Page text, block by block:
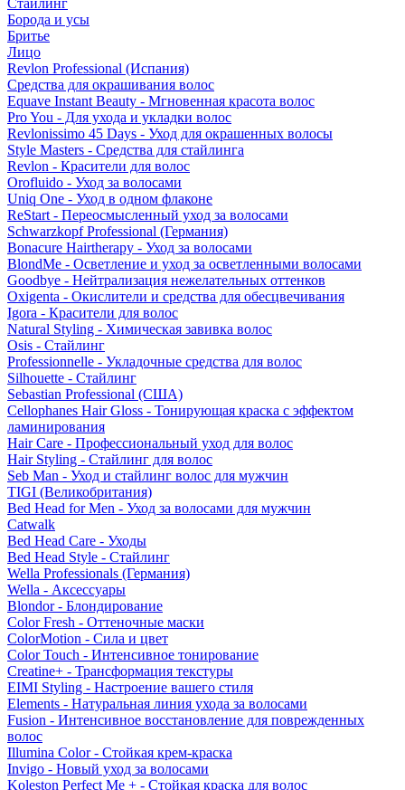
Стайлинг
Борода и усы
Бритье
Лицо
Revlon Professional (Испания)
Средства для окрашивания волос
Equave Instant Beauty - Мгновенная красота волос
Pro You - Для ухода и укладки волос
Revlonissimo 45 Days - Уход для окрашенных волосы
Style Masters - Средства для стайлинга
Revlon - Красители для волос
Orofluido - Уход за волосами
Uniq One - Уход в одном флаконе
ReStart - Переосмысленный уход за волосами
Schwarzkopf Professional (Германия)
Bonacure Hairtherapy - Уход за волосами
BlondMe - Осветление и уход за осветленными волосами
Goodbye - Нейтрализация нежелательных оттенков
Oxigenta - Окислители и средства для обесцвечивания
Igora - Красители для волос
Natural Styling - Химическая завивка волос
Osis - Стайлинг
Professionnelle - Укладочные средства для волос
Silhouette - Стайлинг
Sebastian Professional (США)
Cellophanes Hair Gloss - Тонирующая краска с эффектом
ламинирования
Hair Care - Профессиональный уход для волос
Hair Styling - Стайлинг для волос
Seb Man - Уход и стайлинг волос для мужчин
TIGI (Великобритания)
Bed Head for Men - Уход за волосами для мужчин
Catwalk
Bed Head Care - Уходы
Bed Head Style - Стайлинг
Wella Professionals (Германия)
Wella - Аксессуары
Blondor - Блондирование
Color Fresh - Оттеночные маски
ColorMotion - Сила и цвет
Color Touch - Интенсивное тонирование
Creatine+ - Трансформация текстуры
EIMI Styling - Настроение вашего стиля
Elements - Натуральная линия ухода за волосами
Fusion - Интенсивное восстановление для поврежденных
волос
Illumina Color - Стойкая крем-краска
Invigo - Новый уход за волосами
Koleston Perfect Me + - Стойкая краска для волос